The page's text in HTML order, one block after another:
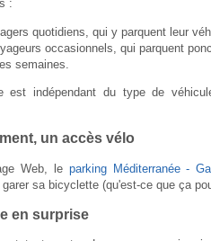
:
quotidiens, qui y parquent leur
occasionnels, qui parquent
semaines.
est indépendant du type de
un accès vélo
Web, le parking Méditerranée -
sa bicyclette (qu'est-ce que ça
en surprise